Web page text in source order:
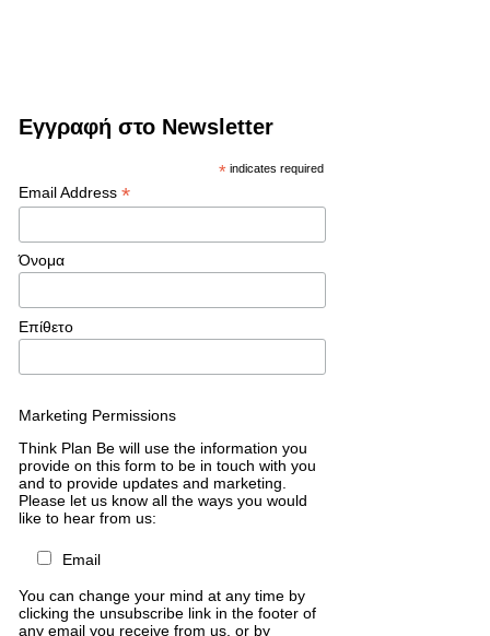
Εγγραφή στο Newsletter
* indicates required
Email Address *
Όνομα
Επίθετο
Marketing Permissions
Think Plan Be will use the information you
provide on this form to be in touch with you
and to provide updates and marketing.
Please let us know all the ways you would
like to hear from us:
Email
You can change your mind at any time by
clicking the unsubscribe link in the footer of
any email you receive from us, or by